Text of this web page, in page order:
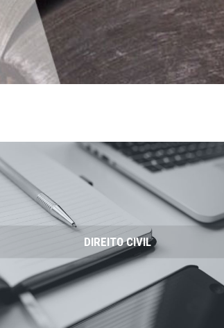
DIREITO CIVIL